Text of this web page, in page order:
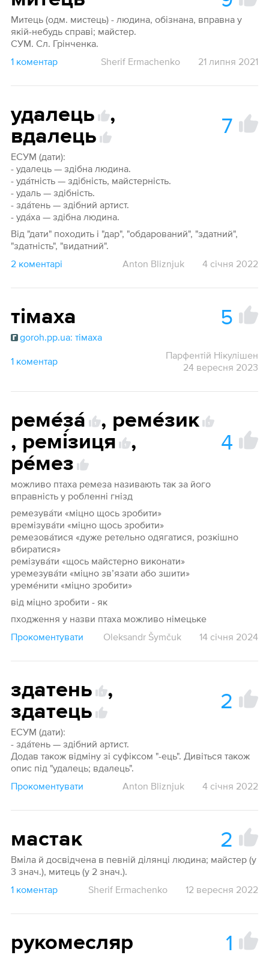
Митець (одм. мистець) - людина, обізнана, вправна у
якій-небудь справі; майстер.
СУМ. Сл. Грінченка.
1 коментар
Sherif Ermachenko 21 липня 2021
удалець
,
вдалець
7
ЕСУМ (дати):
- удалець — здібна людина.
- уда́тність — здібність, майстерність.
- удаль — здібність.
- зда́тень — здібний артист.
- уда́ха — здібна людина.
Від "дати" походить і "дар", "обдарований", "здатний",
"здатність", "видатний".
2 коментарі
Anton Bliznjuk 4 січня 2022
тімаха 5
goroh.pp.ua: тімаха
1 коментар
Парфентій Нікулішен
24 вересня 2023
реме́за́ , реме́зик
, ремі́зиця
,
ре́мез
4
можливо птаха ремеза називають так за його
вправність у робленні гнізд
ремезува́ти «міцно щось зробити»
времізува́ти «міцно щось зробити»
ремезова́тися «дуже ретельно одягатися, розкішно
вбиратися»
ремізува́ти «щось майстерно виконати»
уремезува́ти «міцно зв’язати або зшити»
уреме́нити «міцно зробити»
від міцно зробити - як
пходження у назви птаха можливо німецьке
Прокоментувати
Oleksandr Šymčuk 14 січня 2024
здатень
,
здатець
2
ЕСУМ (дати):
- зда́тень — здібний артист.
Додав також відміну зі суфіксом "-ець". Дивіться також
опис під "удалець; вдалець".
Прокоментувати
Anton Bliznjuk 4 січня 2022
мастак 2
Вміла й досвідчена в певній ділянці людина; майстер (у
3 знач.), митець (у 2 знач.).
1 коментар
Sherif Ermachenko 12 вересня 2022
рукомесляр 1